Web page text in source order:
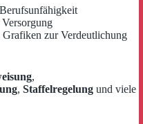
zur Verdeutlichung
,
, Staffelregelung und viele